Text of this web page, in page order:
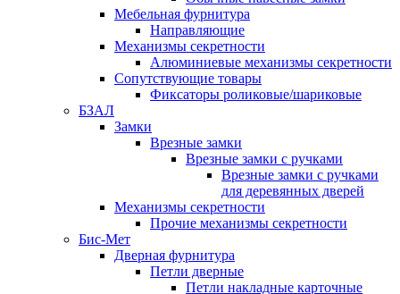
Мебельная фурнитура
Направляющие
Механизмы секретности
Алюминиевые механизмы секретности
Сопутствующие товары
Фиксаторы роликовые/шариковые
БЗАЛ
Замки
Врезные замки
Врезные замки с ручками
Врезные замки с ручками
для деревянных дверей
Механизмы секретности
Прочие механизмы секретности
Бис-Мет
Дверная фурнитура
Петли дверные
Петли накладные карточные